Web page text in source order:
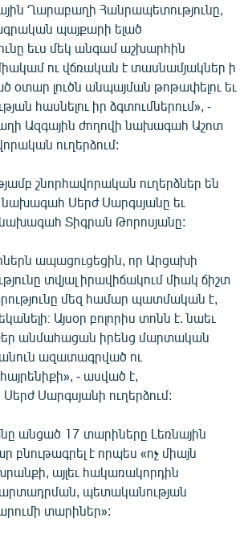
Ղարաբաղի Հանրապետությունը,
պայքարի ելած
եւս մեկ անգամ աշխարհին
ու վճռական է տասնամյակներ ի
օտար լուծն անպայման թոթափելու եւ
հասնելու իր ձգտումներում», -
Ազգային ժողովի նախագահ Աշոտ
ուղերձում:
շնորհավորական ուղերձներ են
նախագահ Սերժ Սարգսյանը եւ
նախագահ Տիգրան Թորոսյանը:
ապացուցեցին, որ Արցախի
տվյալ իրավիճակում միակ ճիշտ
մեզ համար պատմական է,
Այսօր բոլորիս տոնն է. նաեւ
անմահացան իրենց մարտական
ազատագրված ու
- ասված է,
Սարգսյանի ուղերձում:
անցած 17 տարիները Լեռնային
է որպես «ոչ միայն
այլեւ հակառակորդին
պետականության
տարիներ»: